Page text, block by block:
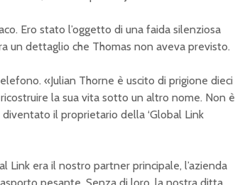
Ero stato l’oggetto di una faida silenziosa
un dettaglio che Thomas non aveva previsto.
«Julian Thorne è uscito di prigione dieci
la sua vita sotto un altro nome. Non è
il proprietario della ‘Global Link
Link era il nostro partner principale, l’azienda